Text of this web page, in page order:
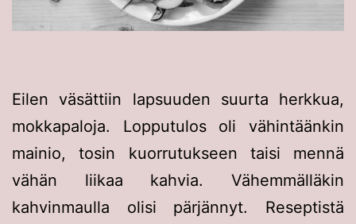
Eilen väsättiin lapsuuden suurta herkkua,
mokkapaloja. Lopputulos oli vähintäänkin
mainio, tosin kuorrutukseen taisi mennä
vähän liikaa kahvia. Vähemmälläkin
kahvinmaulla olisi pärjännyt. Reseptistä